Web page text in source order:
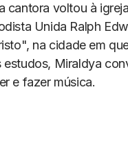
cantora voltou à
Unida Ralph
na cidade em
estudos, Miraldya
e fazer música.